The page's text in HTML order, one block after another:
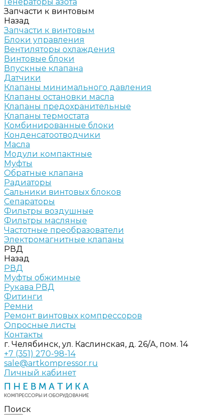
Запчасти к винтовым
Назад
Запчасти к винтовым
Блоки управления
Вентиляторы охлаждения
Винтовые блоки
Впускные клапана
Датчики
Клапаны минимального давления
Клапаны остановки масла
Клапаны предохранительные
Клапаны термостата
Комбинированные блоки
Конденсатоотводчики
Масла
Модули компактные
Муфты
Обратные клапана
Радиаторы
Сальники винтовых блоков
Сепараторы
Фильтры воздушные
Фильтры масляные
Частотные преобразователи
Электромагнитные клапаны
РВД
Назад
РВД
Муфты обжимные
Рукава РВД
Фитинги
Ремни
Ремонт винтовых компрессоров
Опросные листы
Контакты
г. Челябинск, ул. Каслинская, д. 26/А, пом. 14
+7 (351) 270-98-14
sale@artkompressor.ru
Личный кабинет
Поиск